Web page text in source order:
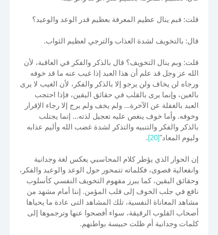
قلت: فبم ينال عظيم المعرفة بعظيم قدر الوعد والوعيد؟
قال: بالتخويف لشدة العذاب والترجي لعظيم الثواب.
قلت: وبم ينال التخويف؟ قال بالذكر والفكر في العاقبة، لأن
الله عز وجل قد علم أن هذا العبد إذا غيب عنه ما قد خوفه
ورجاه لن يخاف ولن يرجو إلا بالذكر والفكر، لأن الغيب لا يرى
بالعين، وإنما يرى بالقلب في حقائق اليقين، فإذا احتجب
العبد بالغفلة عن الآخرة... ولم يخف ولم يرج إلا رجاء الإقرار
وخوفه. وأما خوف ينغص عليه تعجيل لذته... إنما يجتلب
بالذكر والفكر والتنبيه والتذكر لشدة غضب الله وأليم عذابه
وليوم المعاد"[20]
.
إن الحوار الذي يؤطر كلام المحاسبي يعكس لغة وجدانية
وانفعالية قصوى، فكلماته تتمحور حول الوعد والوعيد والفكر،
وحقائق اليقين، كما يبرز مفهوم التخويف النفسي كأسلوب
نافع في جلب الخوف إلى قلب المؤمن. إننا أمام مشهد من
مشاهد المعاناة النفسية، تلك المشاهد التى عادة ما يحياها
أصحاب القلوب الرقيقة، سواء أفصحوا عنها وترجموها إلى
كلمات وجدانية أم ظلت حبيسة بواطنهم.